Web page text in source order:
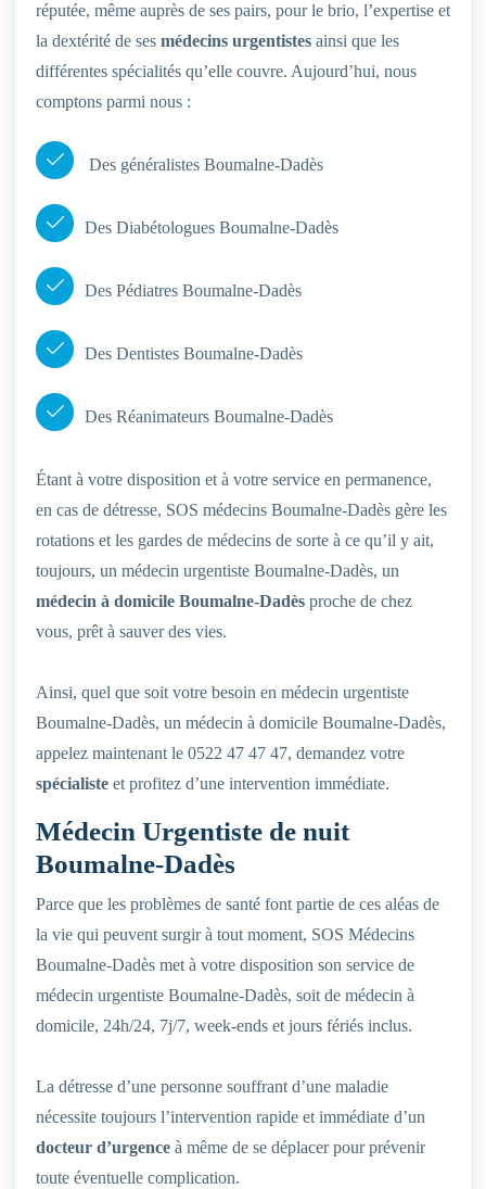
réputée, même auprès de ses pairs, pour le brio, l’expertise et
la dextérité de ses médecins urgentistes ainsi que les
différentes spécialités qu’elle couvre. Aujourd’hui, nous
comptons parmi nous :
Des généralistes Boumalne-Dadès
Des Diabétologues Boumalne-Dadès
Des Pédiatres Boumalne-Dadès
Des Dentistes Boumalne-Dadès
Des Réanimateurs Boumalne-Dadès
Étant à votre disposition et à votre service en permanence,
en cas de détresse, SOS médecins Boumalne-Dadès gère les
rotations et les gardes de médecins de sorte à ce qu’il y ait,
toujours, un médecin urgentiste Boumalne-Dadès, un
médecin à domicile Boumalne-Dadès proche de chez
vous, prêt à sauver des vies.
Ainsi, quel que soit votre besoin en médecin urgentiste
Boumalne-Dadès, un médecin à domicile Boumalne-Dadès,
appelez maintenant le 0522 47 47 47, demandez votre
spécialiste et profitez d’une intervention immédiate.
Médecin Urgentiste de nuit
Boumalne-Dadès
Parce que les problèmes de santé font partie de ces aléas de
la vie qui peuvent surgir à tout moment, SOS Médecins
Boumalne-Dadès met à votre disposition son service de
médecin urgentiste Boumalne-Dadès, soit de médecin à
domicile, 24h/24, 7j/7, week-ends et jours fériés inclus.
La détresse d’une personne souffrant d’une maladie
nécessite toujours l’intervention rapide et immédiate d’un
docteur d’urgence à même de se déplacer pour prévenir
toute éventuelle complication.